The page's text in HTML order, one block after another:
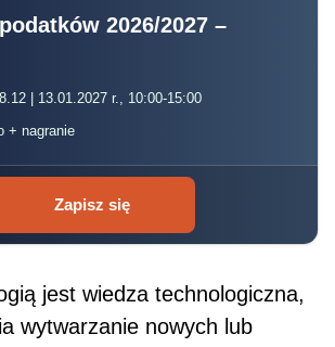
2026/2027 –
| 13.01.2027 r., 10:00-15:00
+ nagranie
Zapisz się
jest wiedza technologiczna,
wytwarzanie nowych lub